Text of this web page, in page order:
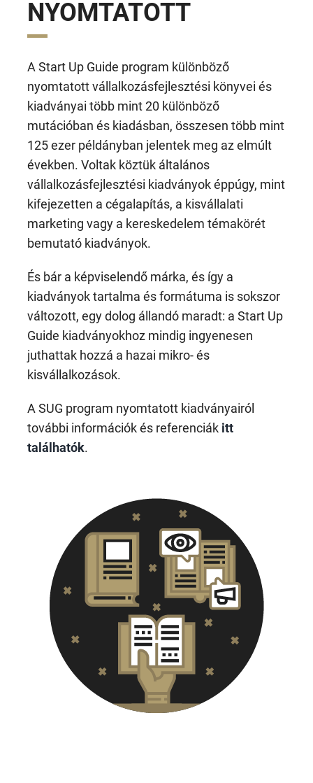
NYOMTATOTT
A Start Up Guide program különböző
nyomtatott vállalkozásfejlesztési könyvei és
kiadványai több mint 20 különböző
mutációban és kiadásban, összesen több mint
125 ezer példányban jelentek meg az elmúlt
években. Voltak köztük általános
vállalkozásfejlesztési kiadványok éppúgy, mint
kifejezetten a cégalapítás, a kisvállalati
marketing vagy a kereskedelem témakörét
bemutató kiadványok.
És bár a képviselendő márka, és így a
kiadványok tartalma és formátuma is sokszor
változott, egy dolog állandó maradt: a Start Up
Guide kiadványokhoz mindig ingyenesen
juthattak hozzá a hazai mikro- és
kisvállalkozások.
A SUG program nyomtatott kiadványairól
további információk és referenciák itt
találhatók.